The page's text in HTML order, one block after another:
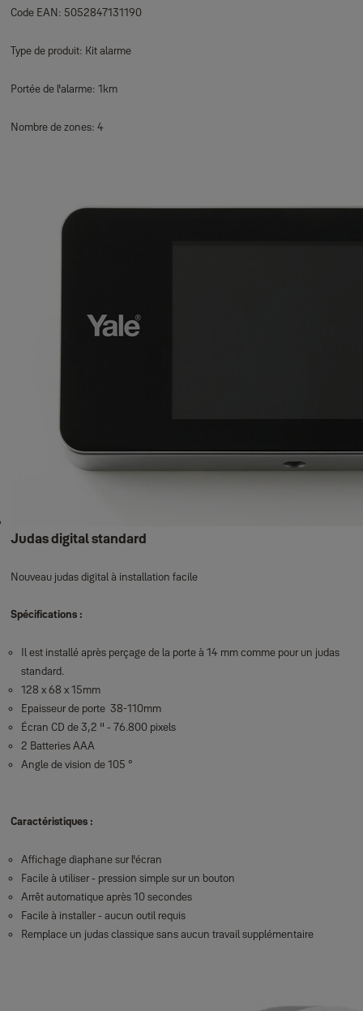
Code EAN: 5052847131190
Type de produit: Kit alarme
Portée de l'alarme: 1km
Nombre de zones: 4
Judas digital standard
Nouveau judas digital à installation facile
Spécifications :
Il est installé après perçage de la porte à 14 mm comme pour un judas
standard.
128 x 68 x 15mm
Epaisseur de porte 38-110mm
Écran CD de 3,2 " - 76.800 pixels
2 Batteries AAA
Angle de vision de 105 °
Caractéristiques :
Affichage diaphane sur ​​l'écran
Facile à utiliser - pression simple sur un bouton
Arrêt automatique après 10 secondes
Facile à installer - aucun outil requis
Remplace un judas classique sans aucun travail supplémentaire